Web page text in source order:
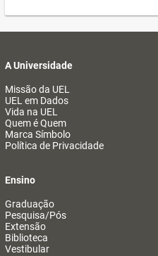
A Universidade
Missão da UEL
UEL em Dados
Vida na UEL
Quem é Quem
Marca Símbolo
Política de Privacidade
Ensino
Graduação
Pesquisa/Pós
Extensão
Biblioteca
Vestibular